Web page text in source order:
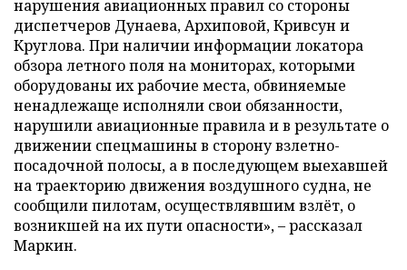
нарушения авиационных правил со стороны
диспетчеров Дунаева, Архиповой, Кривсун и
Круглова. При наличии информации локатора
обзора летного поля на мониторах, которыми
оборудованы их рабочие места, обвиняемые
ненадлежаще исполняли свои обязанности,
нарушили авиационные правила и в результате о
движении спецмашины в сторону взлетно-
посадочной полосы, а в последующем выехавшей
на траекторию движения воздушного судна, не
сообщили пилотам, осуществлявшим взлёт, о
возникшей на их пути опасности», – рассказал
Маркин.